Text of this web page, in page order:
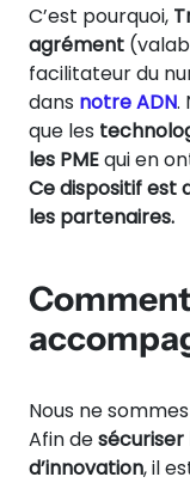
C’est pourquoi,
agrément
facilitateur du
dans notre ADN.
que les
les PMEqui en
Ce dispositif est
les partenaires.
Nous ne
Afin desécuriser
d’innovation, il